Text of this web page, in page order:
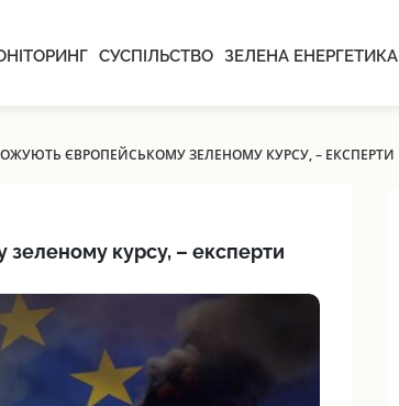
СУСПІЛЬСТВО ЗЕЛЕНА ЕНЕРГЕТИКА
ЄВРОПЕЙСЬКОМУ ЗЕЛЕНОМУ КУРСУ, – ЕКСПЕРТИ
зеленому курсу, – експерти